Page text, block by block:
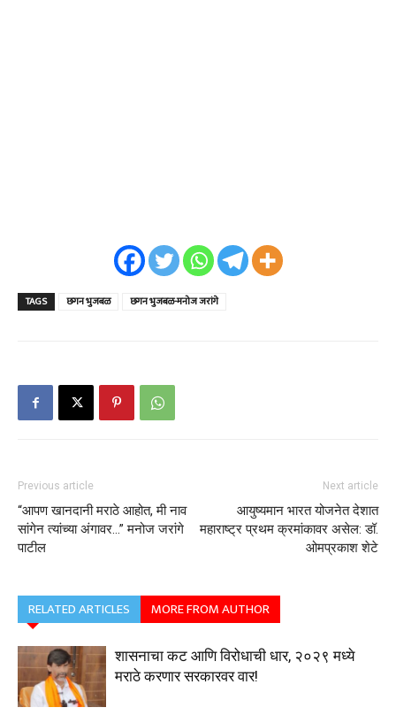
TAGS छगन भुजबळ छगन भुजबळ-मनोज जरांगे
Previous article
“आपण खानदानी मराठे आहोत, मी नाव
सांगेन त्यांच्या अंगावर…” मनोज जरांगे
पाटील
Next article
आयुष्यमान भारत योजनेत देशात
महाराष्ट्र प्रथम क्रमांकावर असेल: डॉ.
ओमप्रकाश शेटे
RELATED ARTICLES MORE FROM AUTHOR
शासनाचा कट आणि विरोधाची धार, २०२९ मध्ये
मराठे करणार सरकारवर वार!